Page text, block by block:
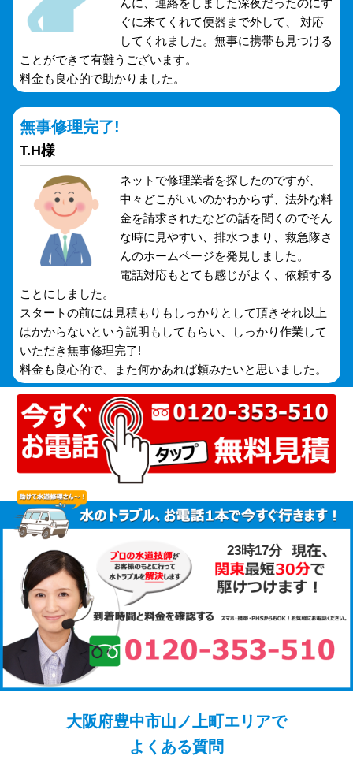
んに、連絡をしました深夜だったのにす
ぐに来てくれて便器まで外して、 対応
してくれました。無事に携帯も見つける
ことができて有難うございます。
料金も良心的で助かりました。
無事修理完了!
T.H様
ネットで修理業者を探したのですが、
中々どこがいいのかわからず、法外な料
金を請求されたなどの話を聞くのでそん
な時に見やすい、排水つまり、救急隊さ
んのホームページを発見しました。
電話対応もとても感じがよく、依頼する
ことにしました。
スタートの前には見積もりもしっかりとして頂きそれ以上
はかからないという説明もしてもらい、しっかり作業して
いただき無事修理完了!
料金も良心的で、また何かあれば頼みたいと思いました。
23時17分
大阪府豊中市山ノ上町エリアで
よくある質問